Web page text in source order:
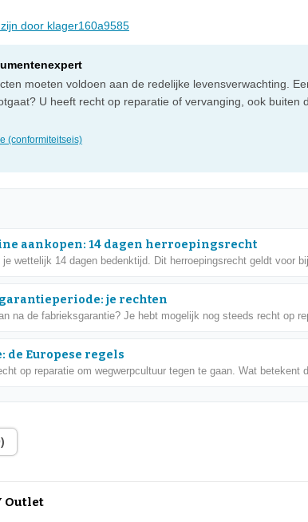
door klager160a9585
moeten voldoen aan de redelijke levensverwachting.
U heeft recht op reparatie of vervanging, ook buiten
(conformiteitseis)
aankopen: 14 dagen herroepingsrecht
je wettelijk 14 dagen bedenktijd. Dit herroepingsrecht geldt voor
je rechten
na de fabrieksgarantie? Je hebt mogelijk nog steeds recht op
de Europese regels
op reparatie om wegwerpcultuur tegen te gaan. Wat betekent
Outlet